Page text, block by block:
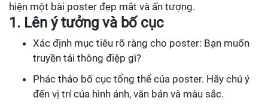
hiện một bài poster đẹp mắt và ấn tượng.
1. Lên ý tưởng và bố cục
Xác định mục tiêu rõ ràng cho poster: Bạn muốn
truyền tải thông điệp gì?
Phác thảo bố cục tổng thể của poster. Hãy chú ý
đến vị trí của hình ảnh, văn bản và màu sắc.